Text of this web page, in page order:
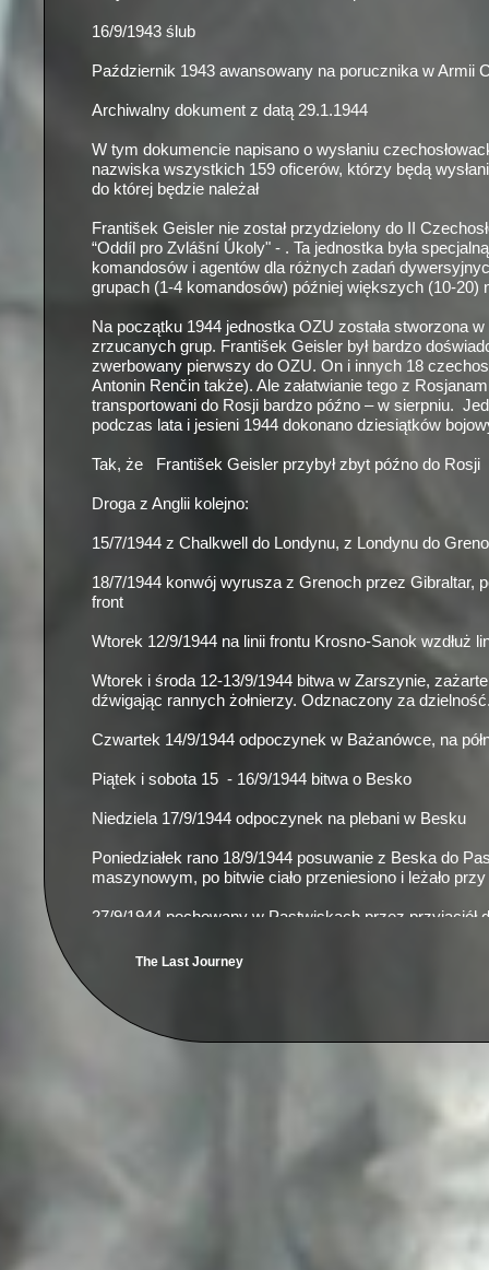
16/9/1943 ślub
Październik 1943 awansowany na porucznika w Armii
Archiwalny dokument z datą 29.1.1944
W tym dokumencie napisano o wysłaniu
nazwiska wszystkich 159 oficerów, którzy będą
do której będzie należał
František Geisler nie został przydzielony do II
“Oddíl pro Zvlášní Úkoly" - . Ta jednostka była
komandosów i agentów dla różnych zadań
grupach (1-4 komandosów) później większych (10-20)
Na początku 1944 jednostka OZU została stworzona
zrzucanych grup. František Geisler był bardzo
zwerbowany pierwszy do OZU. On i innych 18
Antonin Renčin także). Ale załatwianie tego z
transportowani do Rosji bardzo późno – w sierpniu.
podczas lata i jesieni 1944 dokonano dziesiątków
Tak, że František Geisler przybył zbyt późno do Rosji
Droga z Anglii kolejno:
15/7/1944 z Chalkwell do Londynu, z Londynu do
18/7/1944 konwój wyrusza z Grenoch przez Gibraltar,
front
Wtorek 12/9/1944 na linii frontu Krosno-Sanok wzdłuż
Wtorek i środa 12-13/9/1944 bitwa w Zarszynie,
dźwigając rannych żołnierzy. Odznaczony za
Czwartek 14/9/1944 odpoczynek w Bażanówce, na
Piątek i sobota 15 - 16/9/1944 bitwa o Besko
Niedziela 17/9/1944 odpoczynek na plebani w Besku
Poniedziałek rano 18/9/1944 posuwanie z Beska do
maszynowym, po bitwie ciało przeniesiono i leżało
27/9/1944 pochowany w Pastwiskach przez przyjaciół
The Last Journey